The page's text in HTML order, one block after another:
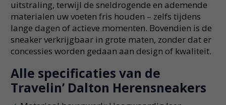
uitstraling, terwijl de sneldrogende en ademende
materialen uw voeten fris houden – zelfs tijdens
lange dagen of actieve momenten. Bovendien is de
sneaker verkrijgbaar in grote maten, zonder dat er
concessies worden gedaan aan design of kwaliteit.
Alle specificaties van de
Travelin’ Dalton Herensneakers